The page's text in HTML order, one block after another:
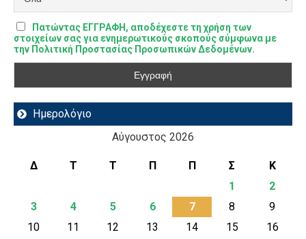
Πατώντας ΕΓΓΡΑΦΗ, αποδέχεστε τη χρήση των
στοιχείων σας για ενημερωτικούς σκοπούς σύμφωνα με
την Πολιτική Προστασίας Προσωπικών Δεδομένων.
Ημερολόγιο
Αύγουστος 2026
Δ Τ Τ Π Π Σ
Κ
1
2
3
4 5 6 7 8
9
10
11 12 13 14 15
16